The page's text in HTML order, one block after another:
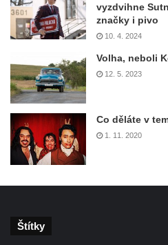
vyzdvihne
značky i pivo
10. 4. 2024
Volha, neboli
12. 5. 2023
Co děláte v
1. 11. 2020
Štítky